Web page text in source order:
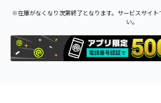
※在庫がなくなり次第終了となります。サービスサイ
い。